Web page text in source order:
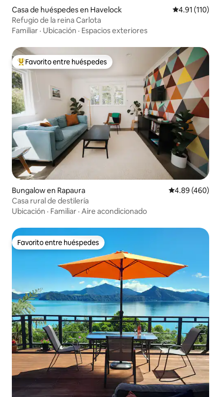
Casa de huéspedes en Havelock Calificación
4.91 (110)
Refugio de la reina Carlota
Familiar · Ubicación · Espacios exteriores
Favorito entre huéspedes preferido
Favorito entre huéspedes
Bungalow en Rapaura Calificación
4.89 (460)
Casa rural de destilería
Ubicación · Familiar · Aire acondicionado
Favorito entre huéspedes
Favorito entre huéspedes